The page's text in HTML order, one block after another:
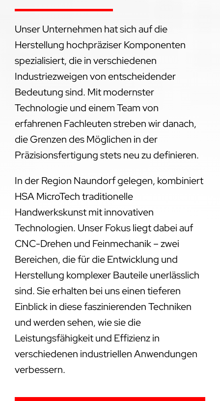
Unser Unternehmen hat sich auf die
Herstellung hochpräziser Komponenten
spezialisiert, die in verschiedenen
Industriezweigen von entscheidender
Bedeutung sind. Mit modernster
Technologie und einem Team von
erfahrenen Fachleuten streben wir danach,
die Grenzen des Möglichen in der
Präzisionsfertigung stets neu zu definieren.
In der Region Naundorf gelegen, kombiniert
HSA MicroTech traditionelle
Handwerkskunst mit innovativen
Technologien. Unser Fokus liegt dabei auf
CNC-Drehen und Feinmechanik – zwei
Bereichen, die für die Entwicklung und
Herstellung komplexer Bauteile unerlässlich
sind. Sie erhalten bei uns einen tieferen
Einblick in diese faszinierenden Techniken
und werden sehen, wie sie die
Leistungsfähigkeit und Effizienz in
verschiedenen industriellen Anwendungen
verbessern.